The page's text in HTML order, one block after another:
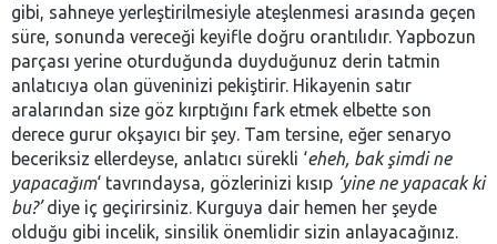
gibi, sahneye yerleştirilmesiyle ateşlenmesi arasında geçen
süre, sonunda vereceği keyifle doğru orantılıdır. Yapbozun
parçası yerine oturduğunda duyduğunuz derin tatmin
anlatıcıya olan güveninizi pekiştirir. Hikayenin satır
aralarından size göz kırptığını fark etmek elbette son
derece gurur okşayıcı bir şey. Tam tersine, eğer senaryo
beceriksiz ellerdeyse, anlatıcı sürekli ‘eheh, bak şimdi ne
yapacağım‘ tavrındaysa, gözlerinizi kısıp ‘yine ne yapacak ki
bu?’diye iç geçirirsiniz. Kurguya dair hemen her şeyde
olduğu gibi incelik, sinsilik önemlidir sizin anlayacağınız.